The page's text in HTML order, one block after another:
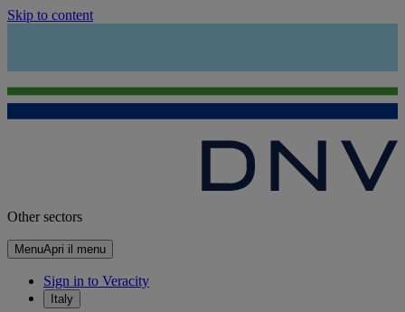
Skip to content
Other sectors
MenuApri il menu
Sign in to Veracity
Italy